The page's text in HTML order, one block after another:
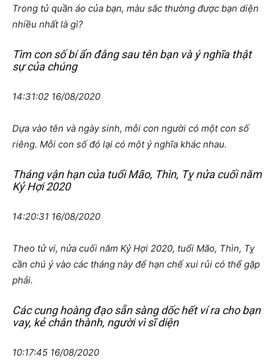
Trong tủ quần áo của bạn, màu sắc thường được bạn diện
nhiều nhất là gì?
Tìm con số bí ẩn đằng sau tên bạn và ý nghĩa thật
sự của chúng
14:31:02 16/08/2020
Dựa vào tên và ngày sinh, mỗi con người có một con số
riêng. Mỗi con số đó lại có một ý nghĩa khác nhau.
Tháng vận hạn của tuổi Mão, Thìn, Tỵ nửa cuối năm
Kỷ Hợi 2020
14:20:31 16/08/2020
Theo tử vi, nửa cuối năm Kỷ Hợi 2020, tuổi Mão, Thìn, Tỵ
cần chú ý vào các tháng này để hạn chế xui rủi có thể gặp
phải.
Các cung hoàng đạo sẵn sàng dốc hết ví ra cho bạn
vay, kẻ chân thành, người vì sĩ diện
10:17:45 16/08/2020